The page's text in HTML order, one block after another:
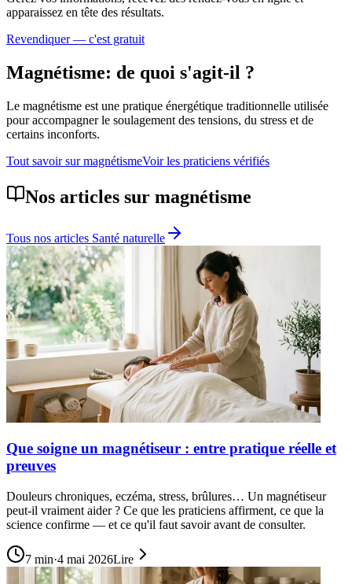
apparaissez en tête des résultats.
Revendiquer — c'est gratuit
Magnétisme: de quoi s'agit-il ?
Le magnétisme est une pratique énergétique traditionnelle utilisée
pour accompagner le soulagement des tensions, du stress et de
certains inconforts.
Tout savoir surmagnétismeVoir les praticiens vérifiés
Nos articles sur magnétisme
Tous nos articles Santé naturelle
Que soigne un magnétiseur : entre pratique réelle et
preuves
Douleurs chroniques, eczéma, stress, brûlures… Un magnétiseur
peut-il vraiment aider ? Ce que les praticiens affirment, ce que la
science confirme — et ce qu'il faut savoir avant de consulter.
7 min·4 mai 2026Lire